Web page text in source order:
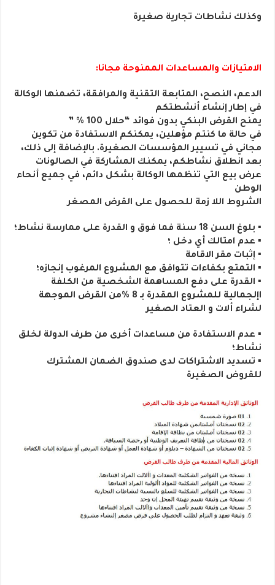
وكذلك نشاطات تجارية صغيرة
الامتيازات والمساعدات الممنوحة مجانا:
الدعم، النصح، المتابعة التقنية والمرافقة، تضمنها الوكالة
في إطار إنشاء أنشطتكم
يمنح القرض البنكي بدون فوائد “حلال 100 % ”
في حالة ما كنتم مؤهلين، يمكنكم الاستفادة من تكوين
مجاني في تسيير المؤسسات الصغيرة. بالإضافة إلى ذلك،
بعد انطلاق نشاطكم، يمكنك المشاركة في الصالونات
عرض بيع التي تنظمها الوكالة بشكل دائم، في جميع أنحاء
الوطن
الشروط اللا زمة للحصول على القرض المصغر
▪ بلوغ السن 18 سنة فما فوق و القدرة على ممارسة نشاط؛
▪ عدم امتالك أي دخل ؛
▪ إثبات مقر الاقامة
▪ التمتع بكفاءات تتوافق مع المشروع المرغوب إنجازه؛
▪ القدرة على دفع المساهمة الشخصية من الكلفة
اإلجمالية للمشروع المقدرة بـ 8 %من القرض الموجهة
لشراء ألات و العتاد الصغير
▪ عدم الاستفادة من مساعدات أخرى من طرف الدولة لخلق
نشاط؛
▪ تسديد الاشتراكات لدى صندوق الضمان المشترك
للقروض الصغيرة